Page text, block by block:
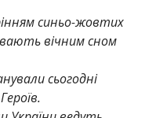
синьо-жовтих
вічним сном
сьогодні